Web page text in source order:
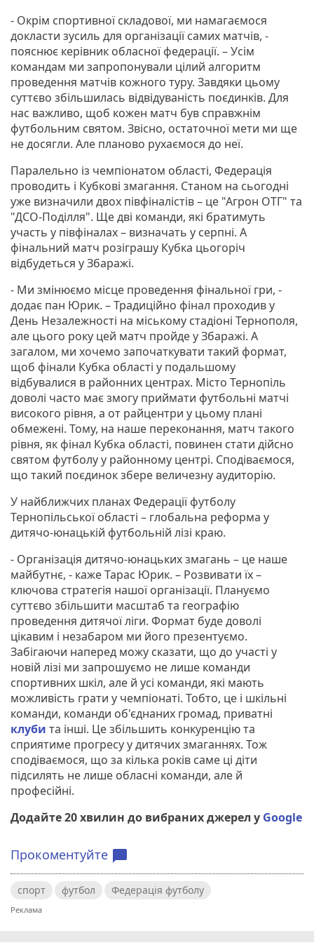
- Окрім спортивної складової, ми намагаємося
докласти зусиль для організації самих матчів, -
пояснює керівник обласної федерації. – Усім
командам ми запропонували цілий алгоритм
проведення матчів кожного туру. Завдяки цьому
суттєво збільшилась відвідуваність поєдинків. Для
нас важливо, щоб кожен матч був справжнім
футбольним святом. Звісно, остаточної мети ми ще
не досягли. Але планово рухаємося до неї.
Паралельно із чемпіонатом області, Федерація
проводить і Кубкові змагання. Станом на сьогодні
уже визначили двох півфіналістів – це "Агрон ОТГ" та
"ДСО-Поділля". Ще дві команди, які братимуть
участь у півфіналах – визначать у серпні. А
фінальний матч розіграшу Кубка цьогоріч
відбудеться у Збаражі.
- Ми змінюємо місце проведення фінальної гри, -
додає пан Юрик. – Традиційно фінал проходив у
День Незалежності на міському стадіоні Тернополя,
але цього року цей матч пройде у Збаражі. А
загалом, ми хочемо започаткувати такий формат,
щоб фінали Кубка області у подальшому
відбувалися в районних центрах. Місто Тернопіль
доволі часто має змогу приймати футбольні матчі
високого рівня, а от райцентри у цьому плані
обмежені. Тому, на наше переконання, матч такого
рівня, як фінал Кубка області, повинен стати дійсно
святом футболу у районному центрі. Сподіваємося,
що такий поєдинок збере величезну аудиторію.
У найближчих планах Федерації футболу
Тернопільської області – глобальна реформа у
дитячо-юнацькій футбольній лізі краю.
- Організація дитячо-юнацьких змагань – це наше
майбутнє, - каже Тарас Юрик. – Розвивати їх –
ключова стратегія нашої організації. Плануємо
суттєво збільшити масштаб та географію
проведення дитячої ліги. Формат буде доволі
цікавим і незабаром ми його презентуємо.
Забігаючи наперед можу сказати, що до участі у
новій лізі ми запрошуємо не лише команди
спортивних шкіл, але й усі команди, які мають
можливість грати у чемпіонаті. Тобто, це і шкільні
команди, команди об'єднаних громад, приватні
клуби та інші. Це збільшить конкуренцію та
сприятиме прогресу у дитячих змаганнях. Тож
сподіваємося, що за кілька років саме ці діти
підсилять не лише обласні команди, але й
професійні.
Додайте 20 хвилин до вибраних джерел у Google
Прокоментуйте chat_bubble
спорт футбол Федерація футболу